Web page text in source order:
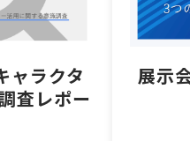
ャラクタ
査レポー
展示